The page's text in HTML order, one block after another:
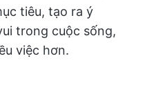
tiêu, tạo ra ý
trong cuộc sống,
việc hơn.